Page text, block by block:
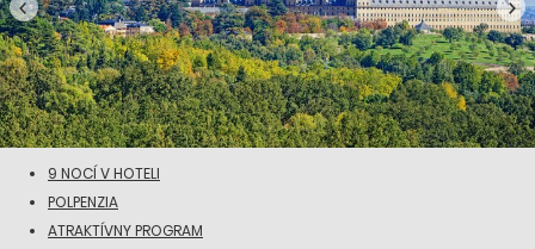
9 NOCÍ V HOTELI
POLPENZIA
ATRAKTÍVNY PROGRAM